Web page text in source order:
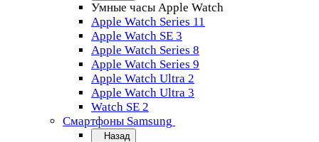
Умные часы Apple Watch
Apple Watch Series 11
Apple Watch SE 3
Apple Watch Series 8
Apple Watch Series 9
Apple Watch Ultra 2
Apple Watch Ultra 3
Watch SE 2
Смартфоны Samsung
Назад